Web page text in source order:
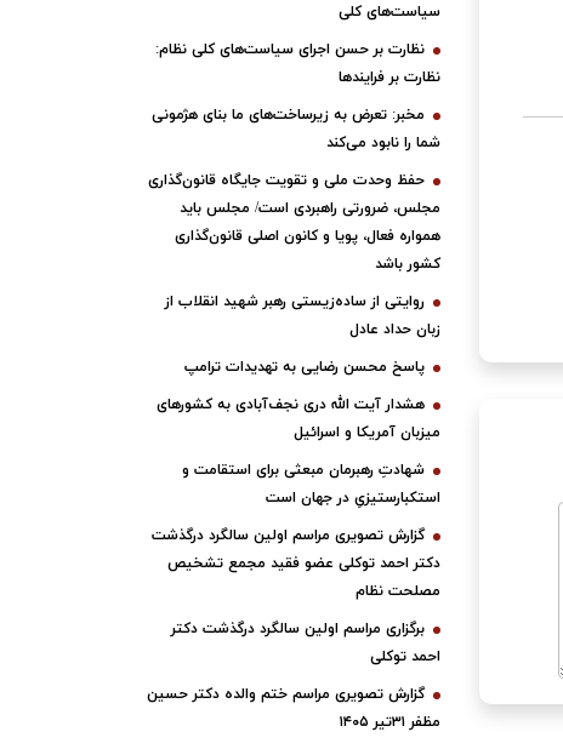
سیاست‌های کلی
نظارت بر حسن اجرای سیاست‌های کلی نظام:
نظارت بر فرایندها
مخبر: تعرض به زیرساخت‌های ما بنای هژمونی
شما را نابود می‌کند
حفظ وحدت ملی و تقویت جایگاه قانون‌گذاری
مجلس، ضرورتی راهبردی است/ مجلس باید
همواره فعال، پویا و کانون اصلی قانون‌گذاری
کشور باشد
روایتی از ساده‌زیستی رهبر شهید انقلاب از
زبان حداد عادل
پاسخ محسن رضایی به تهدیدات ترامپ
هشدار آیت الله دری نجف‌آبادی به کشورهای
میزبان آمریکا و اسرائیل
شهادتِ رهبرمان مبعثی برای استقامت و
استکبارستیزیِ در جهان است
گزارش تصویری مراسم اولین سالگرد درگذشت
دکتر احمد توکلی عضو فقید مجمع تشخیص
مصلحت نظام
برگزاری مراسم اولین سالگرد درگذشت دکتر
احمد توکلی
گزارش تصویری مراسم ختم والده دکتر حسین
مظفر ۳۱تیر ۱۴۰۵